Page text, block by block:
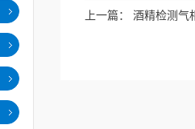
上一篇： 酒精检测气